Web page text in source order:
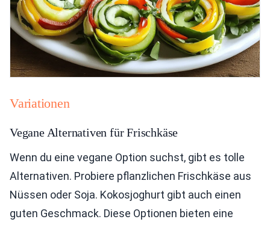
Variationen
Vegane Alternativen für Frischkäse
Wenn du eine vegane Option suchst, gibt es tolle
Alternativen. Probiere pflanzlichen Frischkäse aus
Nüssen oder Soja. Kokosjoghurt gibt auch einen
guten Geschmack. Diese Optionen bieten eine